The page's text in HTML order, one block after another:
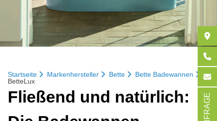
Startseite Markenhersteller Bette
Bette Badewannen
BetteLux
Flie­ßend und na­tür­lich:
ANFRAGE